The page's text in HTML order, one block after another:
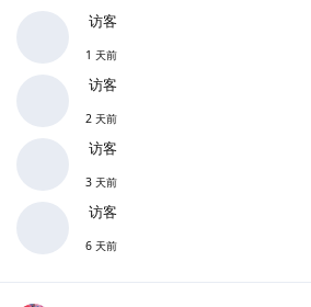
访客
1 天前
访客
2 天前
访客
3 天前
访客
6 天前